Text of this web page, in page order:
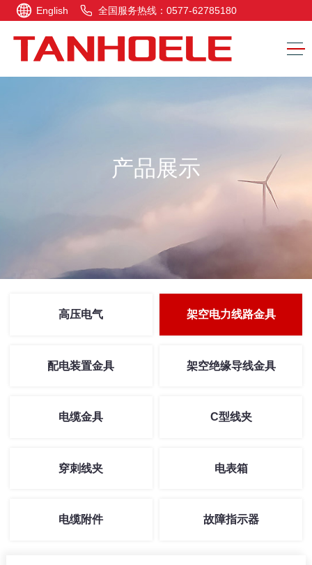
English 全国服务热线：0577-62785180
产品展示
高压电气 架空电力线路金具
配电装置金具 架空绝缘导线金具
电缆金具 C型线夹
穿刺线夹 电表箱
电缆附件 故障指示器